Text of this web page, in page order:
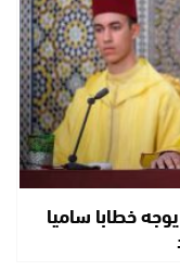
خطابا ساميا